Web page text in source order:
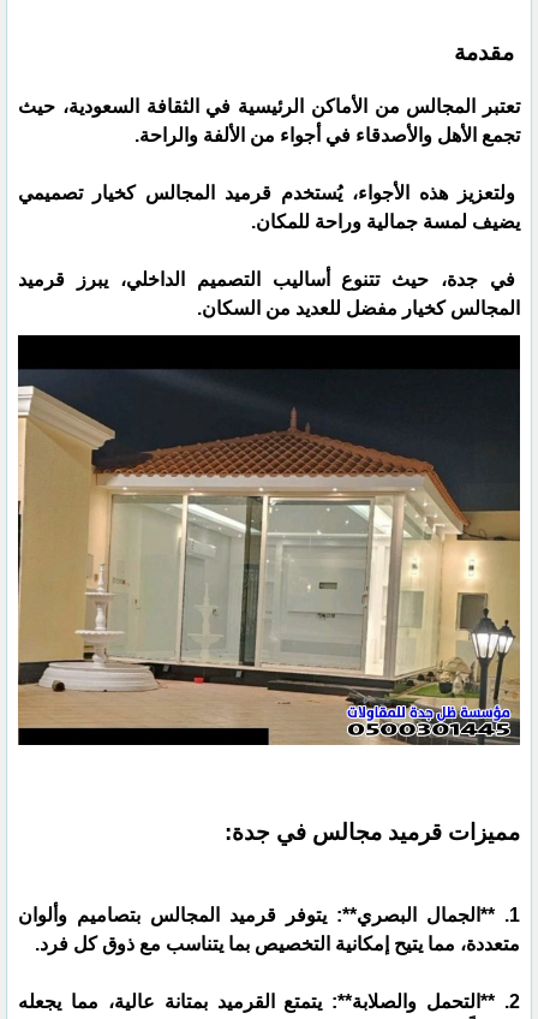
مقدمة
تعتبر المجالس من الأماكن الرئيسية في الثقافة السعودية، حيث
تجمع الأهل والأصدقاء في أجواء من الألفة والراحة.
ولتعزيز هذه الأجواء، يُستخدم قرميد المجالس كخيار تصميمي
يضيف لمسة جمالية وراحة للمكان.
في جدة، حيث تتنوع أساليب التصميم الداخلي، يبرز قرميد
المجالس كخيار مفضل للعديد من السكان.
مميزات قرميد مجالس في جدة:
1. **الجمال البصري**: يتوفر قرميد المجالس بتصاميم وألوان
متعددة، مما يتيح إمكانية التخصيص بما يتناسب مع ذوق كل فرد.
2. **التحمل والصلابة**: يتمتع القرميد بمتانة عالية، مما يجعله